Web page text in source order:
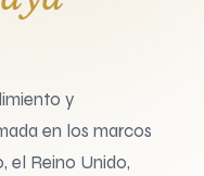
y
en los marcos
el Reino Unido,